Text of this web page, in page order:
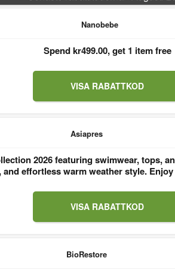
Nanobebe
Spend kr499.00, get 1 item free
VISA RABATTKOD
Asiapres
2026 featuring swimwear, tops,
effortless warm weather style.
VISA RABATTKOD
BioRestore